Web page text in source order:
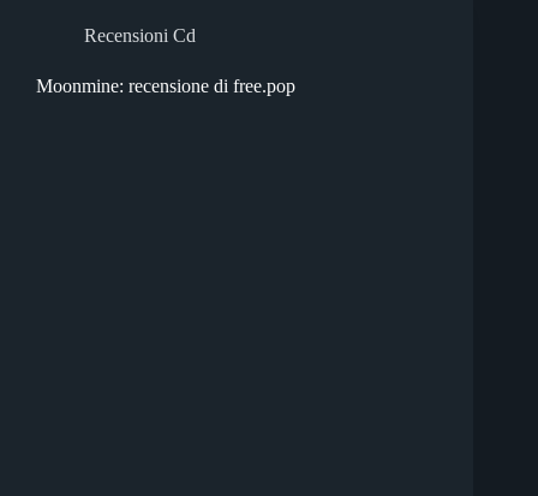
Recensioni Cd
Moonmine: recensione di free.pop